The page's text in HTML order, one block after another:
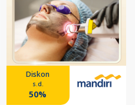
Diskon
s.d.
50%